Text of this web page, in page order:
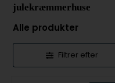
julekræmmerhuse
Alle produkter
Filtrer efter